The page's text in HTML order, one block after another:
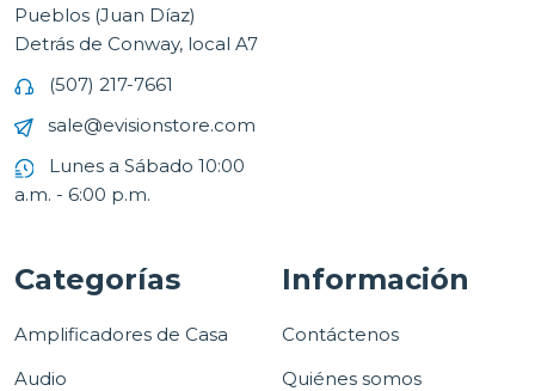
Pueblos (Juan Díaz)
Detrás de Conway, local A7
(507) 217-7661
sale@evisionstore.com
Lunes a Sábado 10:00
a.m. - 6:00 p.m.
Categorías
Amplificadores de Casa
Audio
Información
Contáctenos
Quiénes somos